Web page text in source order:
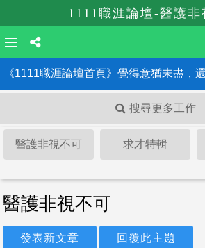
1111職涯論壇-醫護非
搜尋更多工作
醫護非視不可 求才特輯
醫護非視不可
發表新文章
回覆此主題